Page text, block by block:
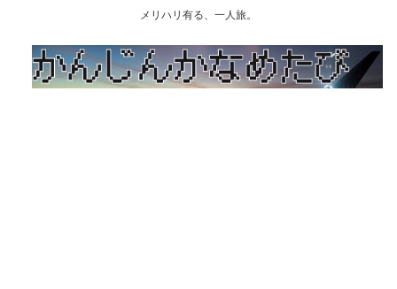
メリハリ有る、一人旅。